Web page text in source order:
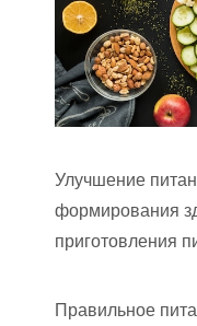
Улучшение
формирования
приготовления
Правильное